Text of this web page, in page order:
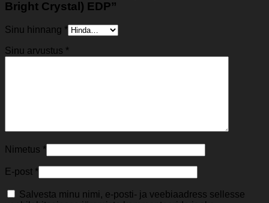
Bright Crystal) EDP”
Sinu hinnang *
Sinu arvustus *
Nimetus *
E-post *
Salvesta minu nimi, e-posti- ja veebiaadress sellesse